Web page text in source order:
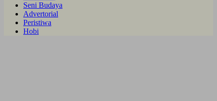
Seni Budaya
Advertorial
Peristiwa
Hobi